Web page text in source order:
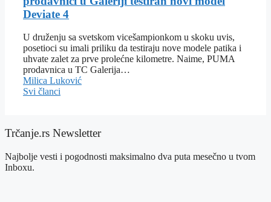
Deviate 4
U druženju sa svetskom vicešampionkom u skoku uvis,
posetioci su imali priliku da testiraju nove modele patika i
uhvate zalet za prve prolećne kilometre. Naime, PUMA
prodavnica u TC Galerija…
Milica Luković
Svi članci
Trčanje.rs Newsletter
Najbolje vesti i pogodnosti maksimalno dva puta mesečno u tvom
Inboxu.